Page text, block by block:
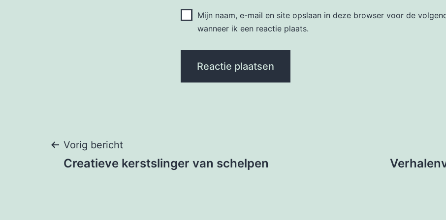
Mijn naam, e-mail en site opslaan in deze browser voor de
wanneer ik een reactie plaats.
Bericht
Vorig bericht
Creatieve kerstslinger van schelpen